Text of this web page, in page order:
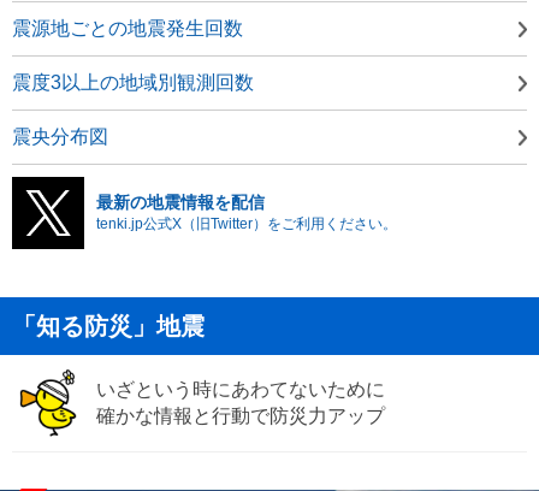
震源地ごとの地震発生回数
震度3以上の地域別観測回数
震央分布図
最新の地震情報を配信
tenki.jp公式X（旧Twitter）をご利用ください。
「知る防災」地震
いざという時にあわてないために
確かな情報と行動で防災力アップ